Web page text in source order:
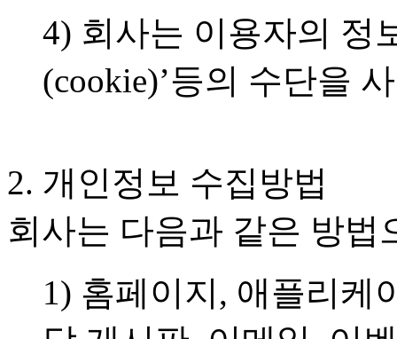
4) 회사는 이용자의 정
(cookie)’등의 수단을
2. 개인정보 수집방법
회사는 다음과 같은 방법
1) 홈페이지, 애플리케